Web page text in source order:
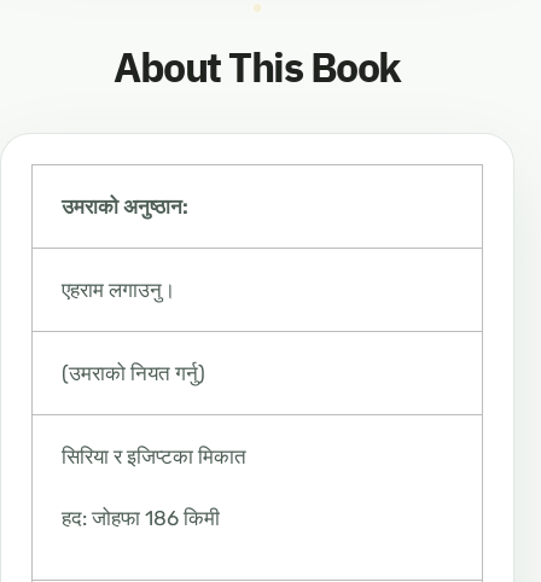
About This Book
उमराको अनुष्ठान:
एहराम लगाउनु।
(उमराको नियत गर्नु)
सिरिया र इजिप्टका मिकात
हद: जोहफा 186 किमी